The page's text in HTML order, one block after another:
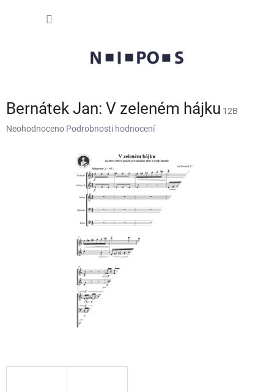
Bernátek Jan: V zeleném hájku 12B
Průměrné
Neohodnoceno Podrobnosti hodnocení